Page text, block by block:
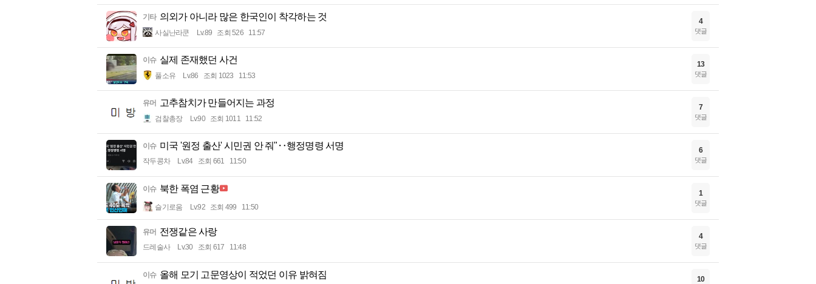
기타 의외가 아니라 많은 한국인이 착각하는 것
사실난라쿤 Lv.89 조회 526 11:57
4
댓글
이슈 실제 존재했던 사건
풀소유 Lv.86 조회 1023 11:53
13
댓글
유머 고추참치가 만들어지는 과정
검찰총장 Lv.90 조회 1011 11:52
7
댓글
이슈 미국 '원정 출산' 시민권 안 줘"‥행정명령 서명
작두콩차 Lv.84 조회 661 11:50
6
댓글
이슈 북한 폭염 근황
슬기로움 Lv.92 조회 499 11:50
1
댓글
유머 전쟁같은 사랑
드레술사 Lv.30 조회 617 11:48
4
댓글
이슈 올해 모기 고문영상이 적었던 이유 밝혀짐 10